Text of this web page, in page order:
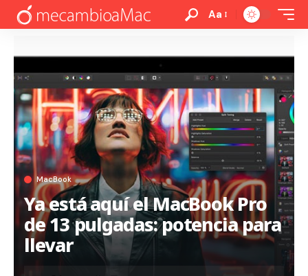
Aa
MacBook
Ya está aquí el MacBook Pro
de 13 pulgadas: potencia para
llevar